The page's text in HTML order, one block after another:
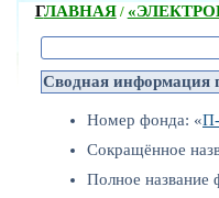
ГЛАВНАЯ/
Сводная информация
Номер фонда: «
Сокращённое
Полное название